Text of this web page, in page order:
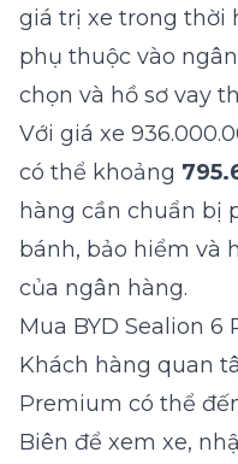
giá trị xe trong thời
phụ thuộc vào
chọn và hồ sơ vay
Với giá xe
có thể khoảng
hàng cần chuẩn bị
bánh, bảo hiểm và
của ngân hàng.
Mua BYD Sealion
Khách hàng quan
Premium có thể
Biên để xem xe,